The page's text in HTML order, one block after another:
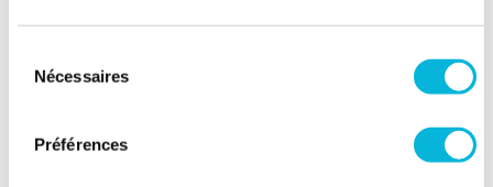
Nécessaires
Préférences
Découvrir la Fondation
Professionnels de la santé